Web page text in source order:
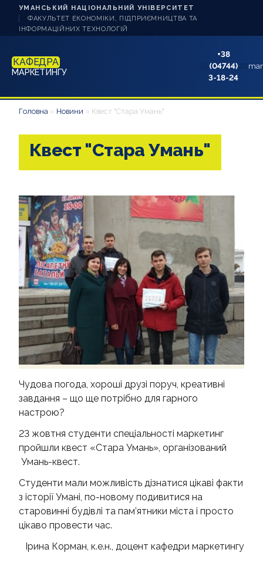
УМАНСЬКИЙ НАЦІОНАЛЬНИЙ УНІВЕРСИТЕТ
ФАКУЛЬТЕТ ЕКОНОМІКИ, ПІДПРИЄМНИЦТВА ТА
ІНФОРМАЦІЙНИХ ТЕХНОЛОГІЙ
КАФЕДРА
МАРКЕТИНГУ
+38
(04744)
3-18-24
НОВИНИ
НАУКОВА РОБОТА
АКРЕДИТАЦІЯ
КОНТАКТИ
Головна » Новини » Квест "Стара Умань"
Квест "Стара Умань"
Чудова погода, хороші друзі поруч, креативні
завдання – що ще потрібно для гарного
настрою?
23 жовтня студенти спеціальності маркетинг
пройшли квест «Стара Умань», організований
Умань-квест.
Студенти мали можливість дізнатися цікаві факти
з історії Умані, по-новому подивитися на
старовинні будівлі та пам’ятники міста і просто
цікаво провести час.
Ірина Корман, к.е.н., доцент кафедри маркетингу